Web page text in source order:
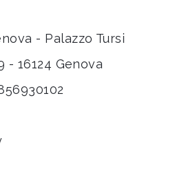
- Palazzo Tursi
- 16124 Genova